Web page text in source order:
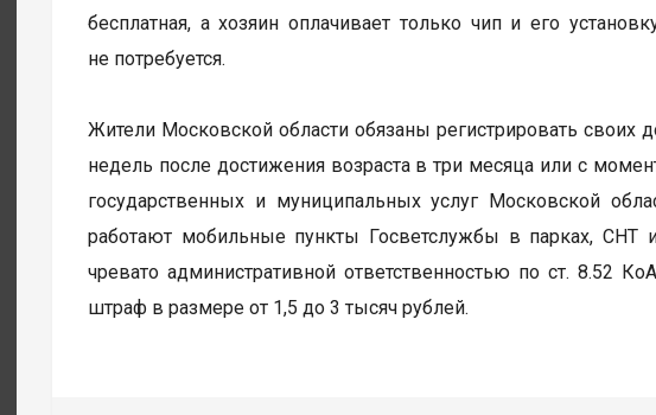
бесплатная, а хозяин оплачивает только чип и его
не потребуется.
Жители Московской области обязаны регистрировать своих
недель после достижения возраста в три месяца или с
государственных и муниципальных услуг Московской
работают мобильные пункты Госветслужбы в парках, СНТ
чревато административной ответственностью по ст. 8.52
штраф в размере от 1,5 до 3 тысяч рублей.